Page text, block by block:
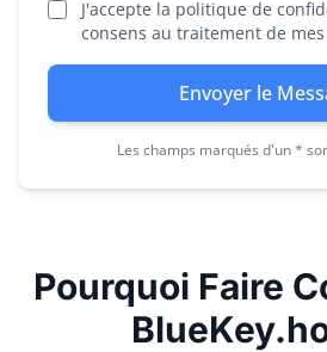
J'accepte la politique de
consens au traitement de
Envoyer le
Les champs marqués d'un *
Pourquoi Faire